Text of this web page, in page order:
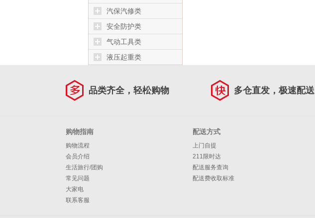
汽保汽修类
安全防护类
气动工具类
液压起重类
品类齐全，轻松购物 多仓直发，极速配送
购物指南
购物流程
会员介绍
生活旅行/团购
常见问题
大家电
联系客服
配送方式
上门自提
211限时达
配送服务查询
配送费收取标准